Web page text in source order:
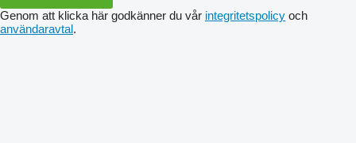
Genom att klicka här godkänner du vår integritetspolicy och
användaravtal.